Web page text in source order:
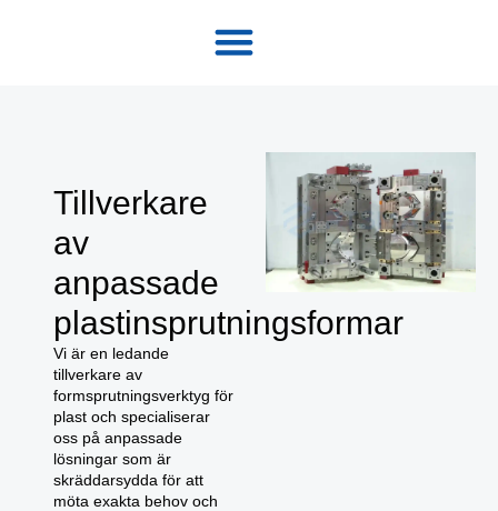
Tillverkare
av
anpassade
plastinsprutningsformar
Vi är en ledande
tillverkare av
formsprutningsverktyg för
plast och specialiserar
oss på anpassade
lösningar som är
skräddarsydda för att
möta exakta behov och